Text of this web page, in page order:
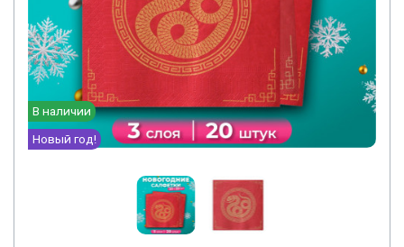
В наличии
Новый год!